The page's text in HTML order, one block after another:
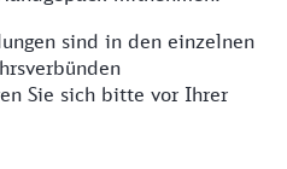
sind in den einzelnen
Sie sich bitte vor Ihrer